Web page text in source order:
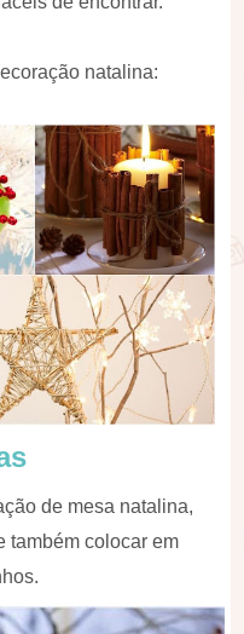
natalina:
de mesa natalina,
também colocar em